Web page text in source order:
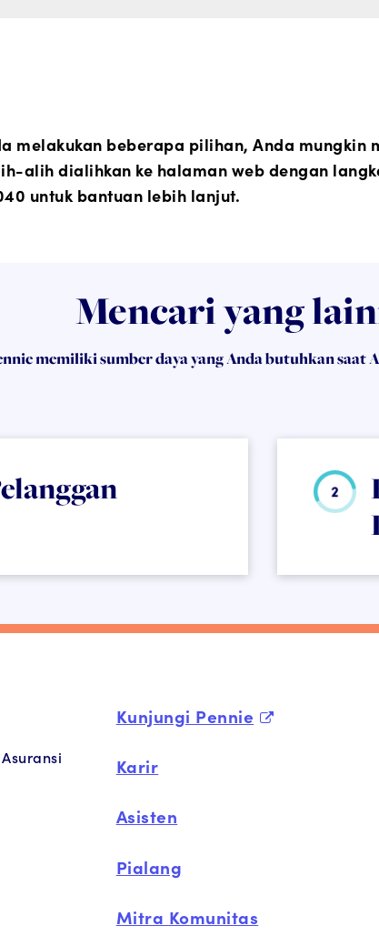
melakukan beberapa pilihan, Anda mungkin
alih dialihkan ke halaman web dengan
untuk bantuan lebih lanjut.
Mencari yang
memiliki sumber daya yang Anda butuhkan saat
Kunjungi Pennie
Karir
Asisten
Pialang
Mitra Komunitas